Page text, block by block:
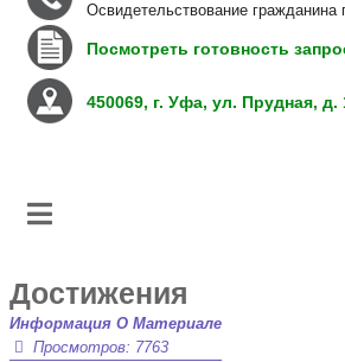
Освидетельствование гражданина
Посмотреть готовность
450069, г. Уфа, ул. Прудная, д.
Достижения
Информация О Материале
Просмотров: 7763